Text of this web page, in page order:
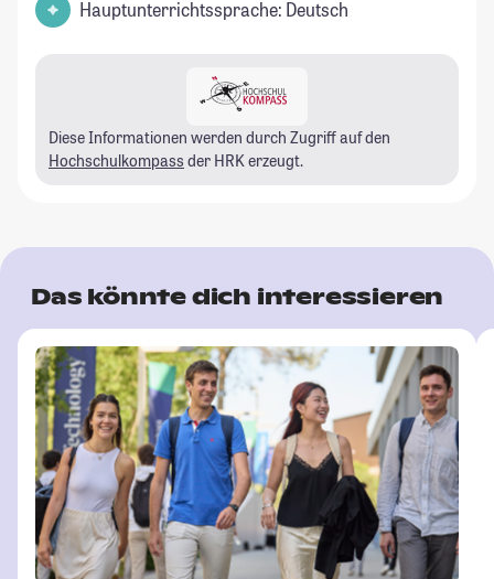
Hauptunterrichtssprache: Deutsch
Diese Informationen werden durch Zugriff auf den
Hochschulkompass der HRK erzeugt.
Das könnte dich interessieren